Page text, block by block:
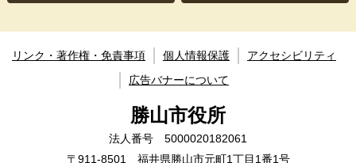
リンク・著作権・免責事項 個人情報保護
アクセシビリティ
広告バナーについて
勝山市役所
法人番号 5000020182061
〒911-8501 福井県勝山市元町1丁目1番1号